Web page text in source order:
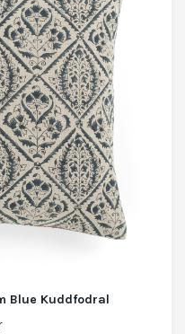
Blue Kuddfodral